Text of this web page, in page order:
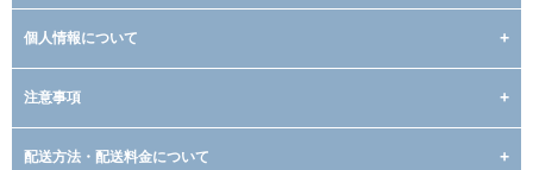
個人情報について
注意事項
配送方法・配送料金について